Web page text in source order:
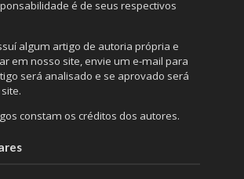
é de seus respectivos
algum artigo de autoria própria e
em nosso site, envie um e-mail para
será analisado e se aprovado será
constam os créditos dos autores.